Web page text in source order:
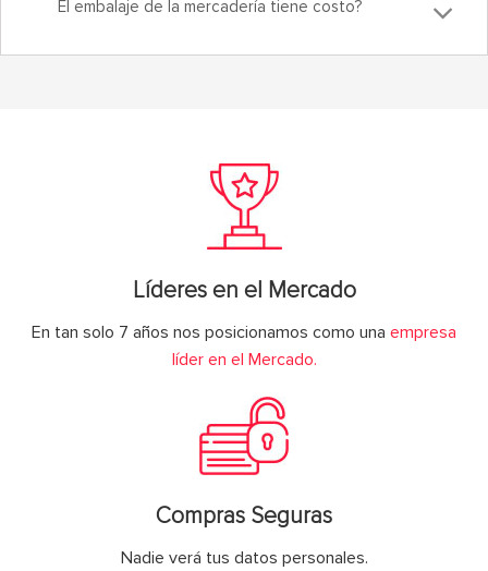
El embalaje de la mercadería tiene costo?
Líderes en el Mercado
En tan solo 7 años nos posicionamos como una empresa
líder en el Mercado.
Compras Seguras
Nadie verá tus datos personales.